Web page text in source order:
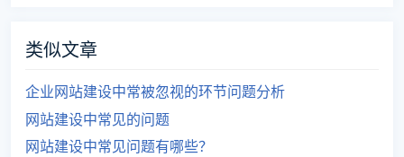
类似文章
企业网站建设中常被忽视的环节问题分析
网站建设中常见的问题
网站建设中常见问题有哪些？